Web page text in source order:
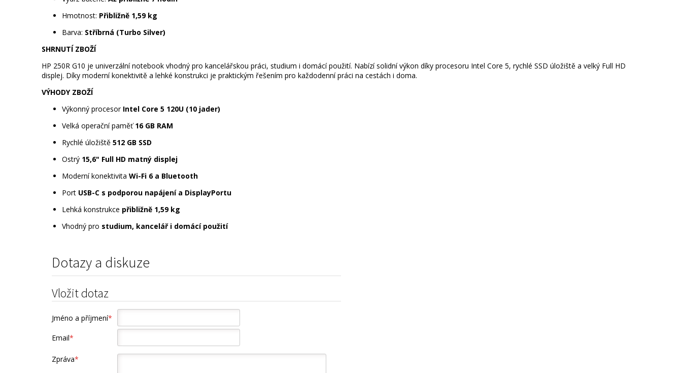
Hmotnost: Přibližně 1,59 kg
Barva: Stříbrná (Turbo Silver)
SHRNUTÍ ZBOŽÍ
HP 250R G10 je univerzální notebook vhodný pro kancelářskou práci, studium i domácí použití. Nabízí solidní výkon díky procesoru Intel Core 5, rychlé SSD úložiště a velký Full HD
displej. Díky moderní konektivitě a lehké konstrukci je praktickým řešením pro každodenní práci na cestách i doma.
VÝHODY ZBOŽÍ
Výkonný procesor Intel Core 5 120U (10 jader)
Velká operační paměť16 GB RAM
Rychlé úložiště 512 GB SSD
Ostrý 15,6" Full HD matný displej
Moderní konektivita Wi-Fi 6 a Bluetooth
Port USB-C s podporou napájení a DisplayPortu
Lehká konstrukce přibližně 1,59 kg
Vhodný pro studium, kancelář i domácí použití
Dotazy a diskuze
Vložit dotaz
Jméno a příjmení*
Email*
Zpráva*